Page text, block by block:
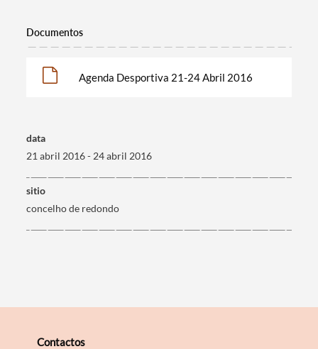
Termo de Pesquisa
Documentos
Agenda Desportiva 21-24 Abril 2016
data
21 abril 2016 - 24 abril 2016
sitio
concelho de redondo
Contactos